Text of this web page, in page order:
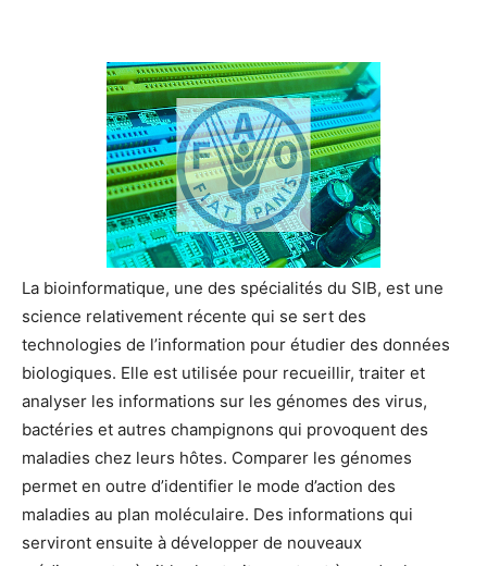
La bioinformatique, une des spécialités du SIB, est une
science relativement récente qui se sert des
technologies de l’information pour étudier des données
biologiques. Elle est utilisée pour recueillir, traiter et
analyser les informations sur les génomes des virus,
bactéries et autres champignons qui provoquent des
maladies chez leurs hôtes. Comparer les génomes
permet en outre d’identifier le mode d’action des
maladies au plan moléculaire. Des informations qui
serviront ensuite à développer de nouveaux